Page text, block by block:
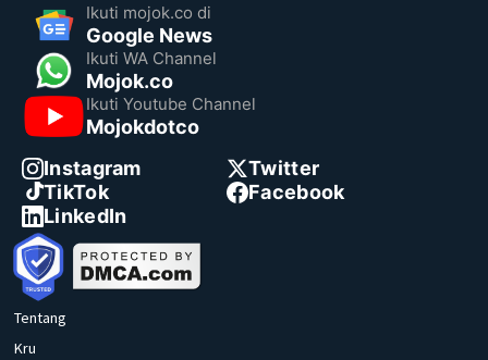
Ikuti mojok.co di
Google News
Ikuti WA Channel
Mojok.co
Ikuti Youtube Channel
Mojokdotco
Instagram
Twitter
TikTok
Facebook
LinkedIn
Tentang
Kru